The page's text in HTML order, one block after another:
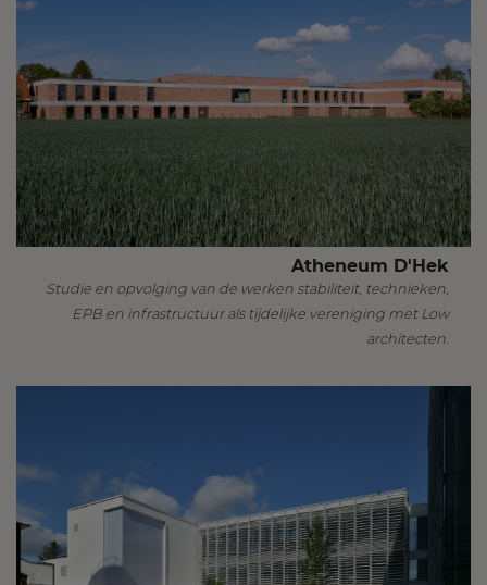
Atheneum D'Hek
Studie en opvolging van de werken stabiliteit, technieken,
EPB en infrastructuur als tijdelijke vereniging met Low
architecten.